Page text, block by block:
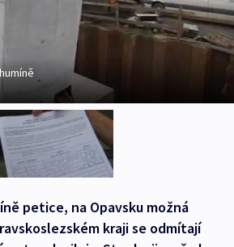
petice, na Opavsku možná
kraji se odmítají